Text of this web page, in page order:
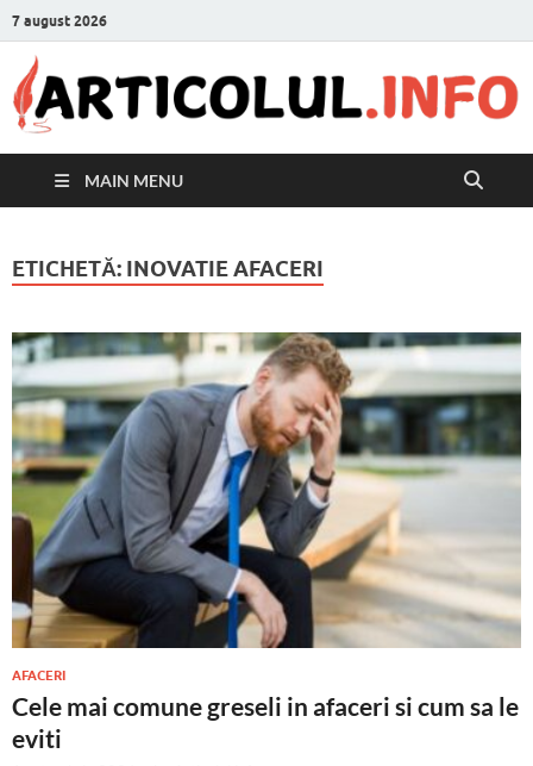
7 august 2026
MAIN MENU
ETICHETĂ: INOVATIE AFACERI
AFACERI
Cele mai comune greseli in afaceri si cum sa le
eviti